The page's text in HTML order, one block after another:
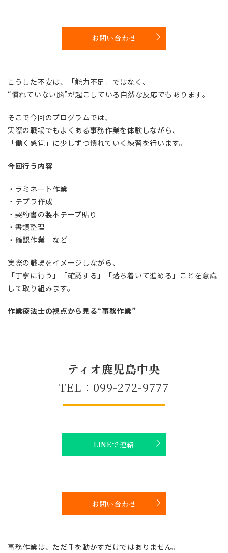
お問い合わせ
こうした不安は、「能力不足」ではなく、
“慣れていない脳”が起こしている自然な反応でもあります。
そこで今回のプログラムでは、
実際の職場でもよくある事務作業を体験しながら、
「働く感覚」に少しずつ慣れていく練習を行います。
今回行う内容
・ラミネート作業
・テプラ作成
・契約書の製本テープ貼り
・書類整理
・確認作業 など
実際の職場をイメージしながら、
「丁寧に行う」「確認する」「落ち着いて進める」ことを意識
して取り組みます。
作業療法士の視点から見る“事務作業”
ティオ鹿児島中央
TEL：099-272-9777
LINEで連絡
お問い合わせ
事務作業は、ただ手を動かすだけではありません。